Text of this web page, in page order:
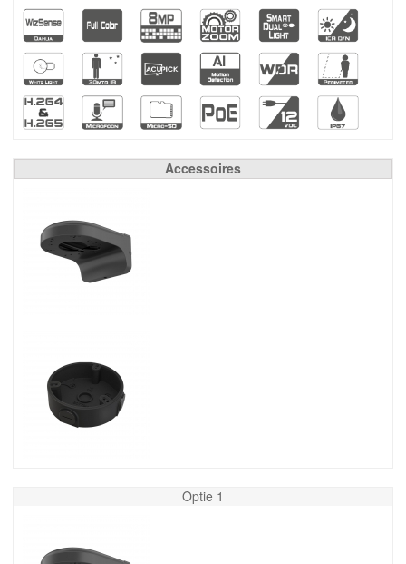
Accessoires
Optie 1